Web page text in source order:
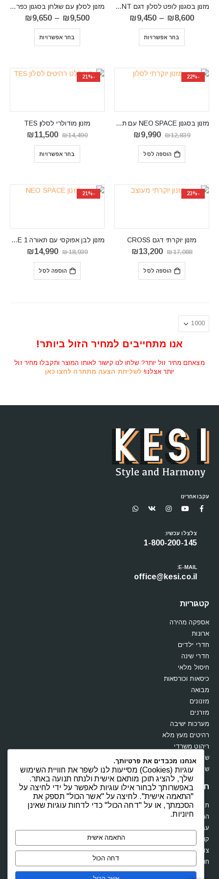
מזנון בסגנון לופט לסלון דגם QUANT
₪8,600
–
₪9,450
בחר אפשרויות
מזנון לסלון עם שולחן בסגנון כפרי DORIAN R04
₪9,500
–
₪9,650
בחר אפשרויות
-22%
מזנון בסגנון NEO SPACE עם תאורה EDGE 1
₪12,839
המחיר
המקורי
היה:
₪12,839.
₪9,990
המחיר
הוספה לסל
-21%
מזנון מודולרי לסלון TES
₪14,490
המחיר
המקורי
₪14,490.
₪11,500
המחיר
בחר אפשרויות
-23%
מזנון יוקרתי דגם CROSS
₪17,088
המחיר
המקורי
היה:
₪17,088.
₪13,200
הוספה לסל
-21%
מזנון לבן אפוקסי עם תאורה EDGE 1
₪18,939
המחיר
המקורי
היה:
₪18,939.
₪14,990
הוספה לסל
אנו מתחייבים למחיר הזול ביותר!
מצאתם מחיר זול יותר? שלחו לנו קישור לאותו המוצר ותקבלו מחיר זול
יותר אצלנו! לשליחת הצעה מתחרה לחצו כאן
עקבו אחרינו
צלצלו עכשיו:
1-800-200-145
E-MAIL:
office@kesi.co.il
קטגוריות
אספקה מהירה
ארונות
חדרי ילדים
חדרי שינה
חיסול מלאי
כיסאות וכורסאות
מבואה
מזנונים
מזרנים
מערכות ישיבה
רהיטים מעץ מלא
ריהוט משרדי
שולחנות
שידות וקומודות
חנות
תקנון
החשבון שלי
עגלת קניות
קופה
צור קשר
חוות דעת
אנחנו מכבדים את פרטיותך.
עוגיות (Cookies) מסייעות לנו לשפר את חוויית השימוש
שלך, להציג תוכן מותאם אישית ולנתח תנועה באתר.
באפשרותך לבחור אילו עוגיות לאפשר על ידי לחיצה על
"התאמה אישית". לחיצה על "אשר הכול" תספק את
הסכמתך, או על "דחה הכול" כדי לדחות עוגיות שאינן
חיוניות.
התאמה אישית
דחה הכול